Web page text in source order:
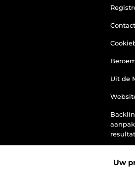
Uw
Contact
Uit de